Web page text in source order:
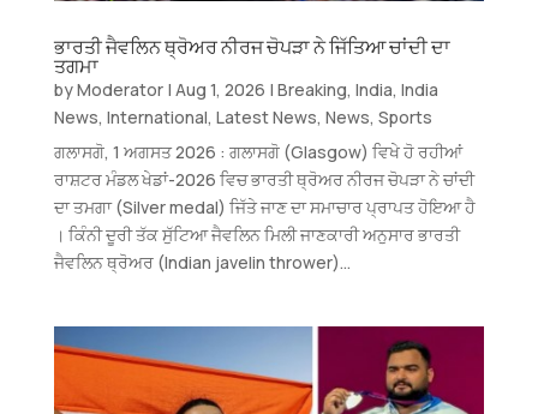
ਭਾਰਤੀ ਜੈਵਲਿਨ ਥ੍ਰੋਅਰ ਨੀਰਜ ਚੋਪੜਾ ਨੇ ਜਿੱਤਿਆ ਚਾਂਦੀ ਦਾ
ਤਗਮਾ
byModerator| Aug 1, 2026 | Breaking, India, India
News, International, Latest News, News, Sports
ਗਲਾਸਗੋ, 1 ਅਗਸਤ 2026 : ਗਲਾਸਗੋ (Glasgow) ਵਿਖੇ ਹੋ ਰਹੀਆਂ
ਰਾਸ਼ਟਰ ਮੰਡਲ ਖੇਡਾਂ-2026 ਵਿਚ ਭਾਰਤੀ ਥ੍ਰੋਅਰ ਨੀਰਜ ਚੋਪੜਾ ਨੇ ਚਾਂਦੀ
ਦਾ ਤਮਗਾ (Silver medal) ਜਿੱਤੇ ਜਾਣ ਦਾ ਸਮਾਚਾਰ ਪ੍ਰਾਪਤ ਹੋਇਆ ਹੈ
। ਕਿੰਨੀ ਦੂਰੀ ਤੱਕ ਸੁੱਟਿਆ ਜੈਵਲਿਨ ਮਿਲੀ ਜਾਣਕਾਰੀ ਅਨੁਸਾਰ ਭਾਰਤੀ
ਜੈਵਲਿਨ ਥ੍ਰੋਅਰ (Indian javelin thrower)...